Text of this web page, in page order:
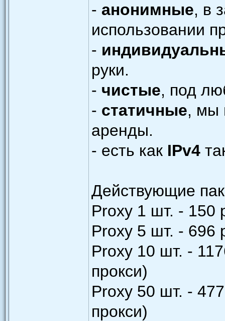
- анонимные, в
использовании
-
руки.
- чистые, под
- статичные, мы
аренды.
- есть как IPv4
Действующие
Proxy 1 шт. - 150
Proxy 5 шт. - 696
Proxy 10 шт. -
прокси)
Proxy 50 шт. -
прокси)